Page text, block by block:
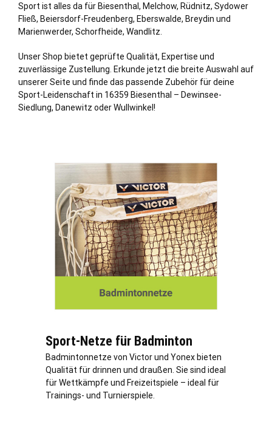
Sport ist alles da für Biesenthal, Melchow, Rüdnitz, Sydower
Fließ, Beiersdorf-Freudenberg, Eberswalde, Breydin und
Marienwerder, Schorfheide, Wandlitz
Unser Shop bietet geprüfte Qualität, Expertise und
zuverlässige Zustellung. Erkunde jetzt die breite Auswahl auf
unserer Seite und finde das passende Zubehör für deine
Sport-Leidenschaft in 16359 Biesenthal – Dewinsee-
Siedlung, Danewitz oder Wullwinkel!
Sport-Netze für Badminton
Badmintonnetze von Victor und Yonex bieten
Qualität für drinnen und draußen. Sie sind ideal
für Wettkämpfe und Freizeitspiele – ideal für
Trainings- und Turnierspiele.